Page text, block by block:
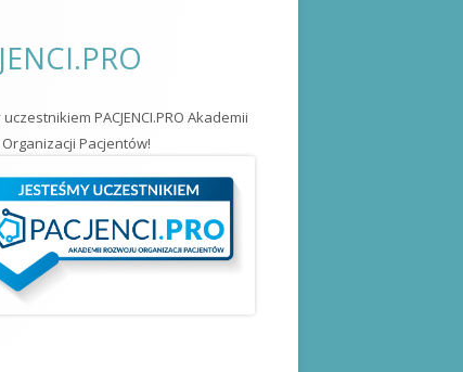
PACJENCI.PRO Akademii
Pacjentów!